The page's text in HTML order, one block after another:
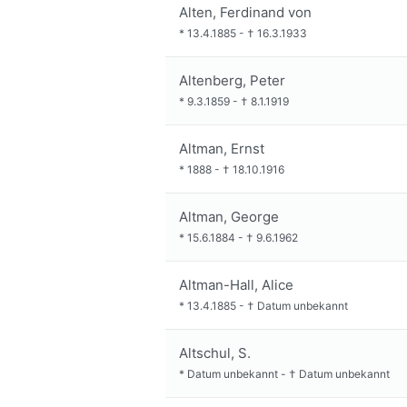
Alten, Ferdinand von
* 13.4.1885 - † 16.3.1933
Altenberg, Peter
* 9.3.1859 - † 8.1.1919
Altman, Ernst
* 1888 - † 18.10.1916
Altman, George
* 15.6.1884 - † 9.6.1962
Altman-Hall, Alice
* 13.4.1885 - † Datum unbekannt
Altschul, S.
* Datum unbekannt - † Datum unbekannt